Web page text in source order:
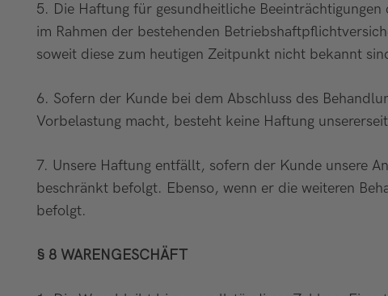
5. Die Haftung für gesundheitliche
im Rahmen der bestehenden
soweit diese zum heutigen Zeitpunkt nicht bekannt
6. Sofern der Kunde bei dem Abschluss des
Vorbelastung macht, besteht keine Haftung
7. Unsere Haftung entfällt, sofern der Kunde unsere
beschränkt befolgt. Ebenso, wenn er die weiteren
befolgt.
§ 8 WARENGESCHÄFT